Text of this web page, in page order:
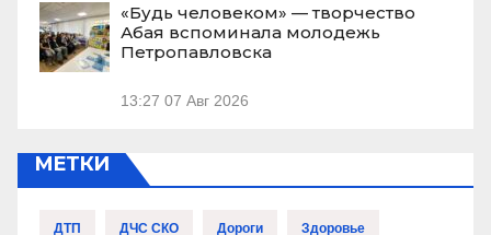
«Будь человеком» — творчество
Абая вспоминала молодежь
Петропавловска
13:27 07 Авг 2026
МЕТКИ
ДТП ДЧС СКО Дороги Здоровье